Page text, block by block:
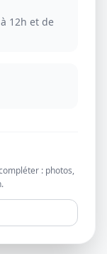
12h et de
: photos,